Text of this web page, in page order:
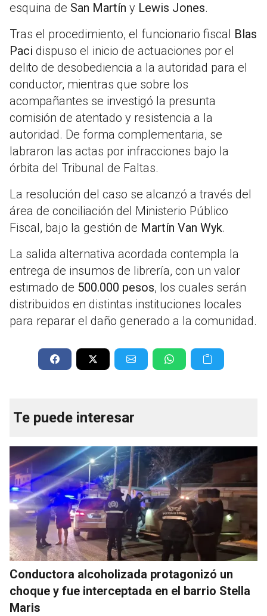
esquina de San Martín y Lewis Jones.
Tras el procedimiento, el funcionario fiscal Blas
Paci dispuso el inicio de actuaciones por el
delito de desobediencia a la autoridad para el
conductor, mientras que sobre los
acompañantes se investigó la presunta
comisión de atentado y resistencia a la
autoridad. De forma complementaria, se
labraron las actas por infracciones bajo la
órbita del Tribunal de Faltas.
La resolución del caso se alcanzó a través del
área de conciliación del Ministerio Público
Fiscal, bajo la gestión de Martín Van Wyk.
La salida alternativa acordada contempla la
entrega de insumos de librería, con un valor
estimado de 500.000 pesos, los cuales serán
distribuidos en distintas instituciones locales
para reparar el daño generado a la comunidad.
Te puede interesar
Conductora alcoholizada protagonizó un
choque y fue interceptada en el barrio Stella
Maris